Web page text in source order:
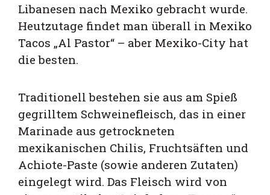
Libanesen nach Mexiko gebracht wurde.
Heutzutage findet man überall in Mexiko
Tacos „Al Pastor“ – aber Mexiko-City hat
die besten.
Traditionell bestehen sie aus am Spieß
gegrilltem Schweinefleisch, das in einer
Marinade aus getrockneten
mexikanischen Chilis, Fruchtsäften und
Achiote-Paste (sowie anderen Zutaten)
eingelegt wird. Das Fleisch wird von